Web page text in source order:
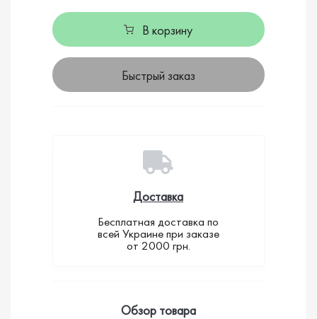
В корзину
Быстрый заказ
Доставка
Бесплатная доставка по
всей Украине при заказе
от 2000 грн.
Обзор товара